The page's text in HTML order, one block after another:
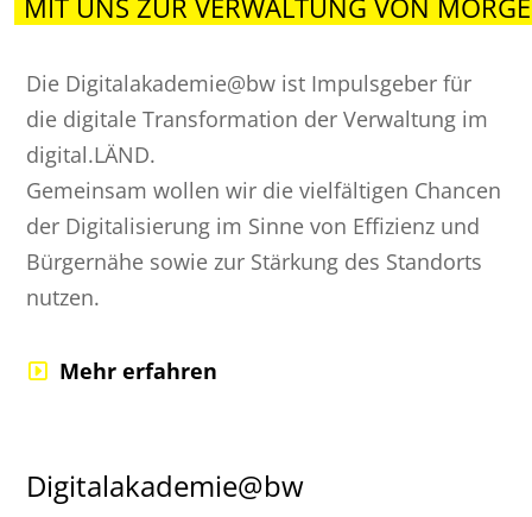
Die Digitalakademie@bw ist Impulsgeber für
die digitale Transformation der Verwaltung im
digital.LÄND.
Gemeinsam wollen wir die vielfältigen Chancen
der Digitalisierung im Sinne von Effizienz und
Bürgernähe sowie zur Stärkung des Standorts
nutzen.
Mehr erfahren
Digitalakademie@bw